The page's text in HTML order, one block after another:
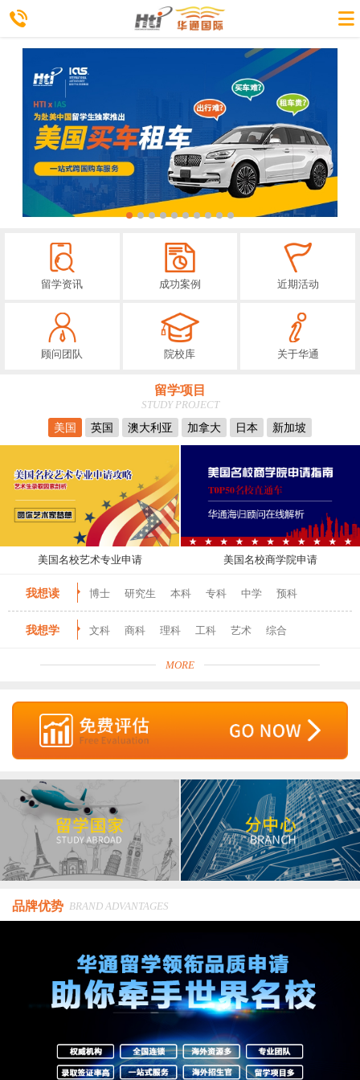
留学资讯 成功案例 近期活动
顾问团队 院校库 关于华通
留学项目
STUDY PROJECT
美国
英国 澳大利亚 加拿大 日本 新加坡
美国名校艺术专业申请 美国名校商学院申请
我想读 博士 研究生 本科 专科 中学 预科
我想学 文科 商科 理科 工科 艺术 综合
MORE
品牌优势 BRAND ADVANTAGES